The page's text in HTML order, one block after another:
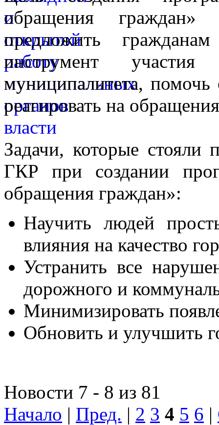
обращения
предложить
инструмент
муниципалитета, помочь
реагировать на
Задачи, которые стояли
ГКР при создании
обращения граждан»:
Научить людей
влияния на качество
Устранить все
дорожного и
Минимизировать
Обновить и улучшить
Новости 7 - 8 из 81
Начало | Пред. | 2 3 4 5 6 |